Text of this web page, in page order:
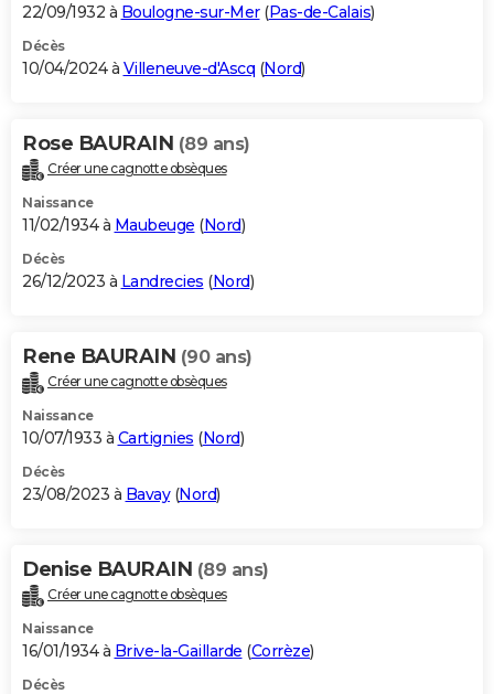
22/09/1932 à Boulogne-sur-Mer(Pas-de-Calais)
Décès
10/04/2024 à Villeneuve-d'Ascq (Nord)
Rose BAURAIN (89 ans)
Créer une cagnotte obsèques
Naissance
11/02/1934 à Maubeuge (Nord)
Décès
26/12/2023 à Landrecies (Nord)
Rene BAURAIN (90 ans)
Créer une cagnotte obsèques
Naissance
10/07/1933 à Cartignies (Nord)
Décès
23/08/2023 à Bavay(Nord)
Denise BAURAIN (89 ans)
Créer une cagnotte obsèques
Naissance
16/01/1934 à Brive-la-Gaillarde (Corrèze)
Décès